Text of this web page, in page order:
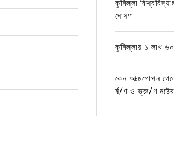
কুমিল্লা
ঘোষণা
কুমিল্লায় ১ লাখ
কেন আত্মগোপন
র্ষ/ণ ও ভ্রু/ণ নষ্টের